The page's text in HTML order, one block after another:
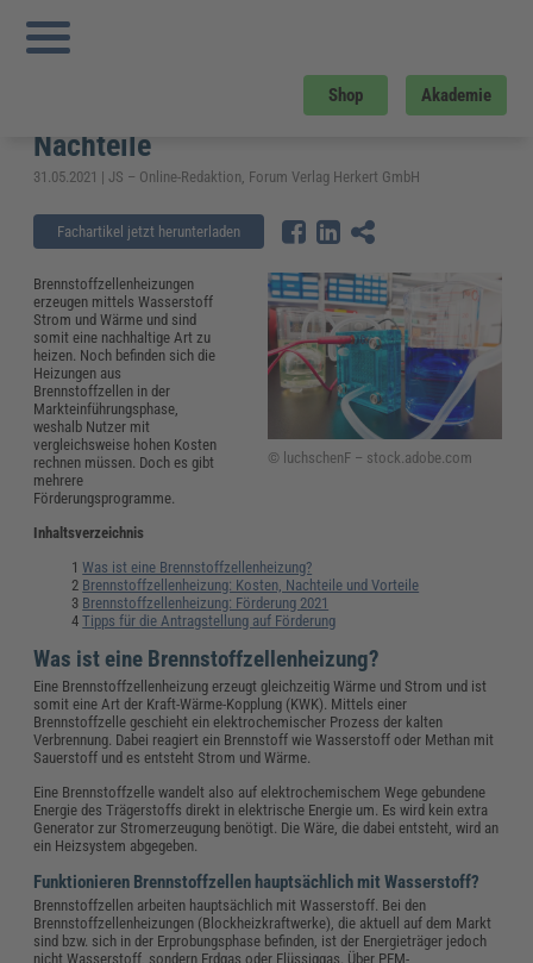
Shop Akademie
Sie sind hier:
Brennstoffzellenheizung: Förderung 2021, Kosten sowie Vor- und Nachteile
Brennstoffzellenheizung: Förderung
2021, Kosten sowie Vor- und
Nachteile
31.05.2021 | JS – Online-Redaktion, Forum Verlag Herkert GmbH
Fachartikel jetzt herunterladen
© luchschenF – stock.adobe.com
Brennstoffzellenheizungen
erzeugen mittels Wasserstoff
Strom und Wärme und sind
somit eine nachhaltige Art zu
heizen. Noch befinden sich die
Heizungen aus
Brennstoffzellen in der
Markteinführungsphase,
weshalb Nutzer mit
vergleichsweise hohen Kosten
rechnen müssen. Doch es gibt
mehrere
Förderungsprogramme.
Inhaltsverzeichnis
Was ist eine Brennstoffzellenheizung?
Brennstoffzellenheizung: Kosten, Nachteile und Vorteile
Brennstoffzellenheizung: Förderung 2021
Tipps für die Antragstellung auf Förderung
Was ist eine Brennstoffzellenheizung?
Eine Brennstoffzellenheizung erzeugt gleichzeitig Wärme und Strom und ist
somit eine Art der Kraft-Wärme-Kopplung (KWK). Mittels einer
Brennstoffzelle geschieht ein elektrochemischer Prozess der kalten
Verbrennung. Dabei reagiert ein Brennstoff wie Wasserstoff oder Methan mit
Sauerstoff und es entsteht Strom und Wärme.
Eine Brennstoffzelle wandelt also auf elektrochemischem Wege gebundene
Energie des Trägerstoffs direkt in elektrische Energie um. Es wird kein extra
Generator zur Stromerzeugung benötigt. Die Wäre, die dabei entsteht, wird an
ein Heizsystem abgegeben.
Funktionieren Brennstoffzellen hauptsächlich mit Wasserstoff?
Brennstoffzellen arbeiten hauptsächlich mit Wasserstoff. Bei den
Brennstoffzellenheizungen (Blockheizkraftwerke), die aktuell auf dem Markt
sind bzw. sich in der Erprobungsphase befinden, ist der Energieträger jedoch
nicht Wasserstoff, sondern Erdgas oder Flüssiggas. Über PEM-